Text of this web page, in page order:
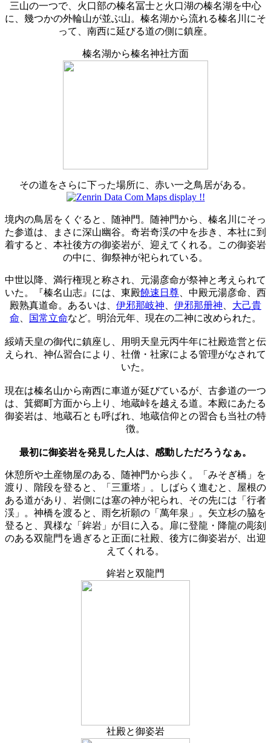
三山の一つで、火口部の榛名冨士と火口湖の榛名湖を中心
に、幾つかの外輪山が並ぶ山。榛名湖から流れる榛名川にそ
って、南西に延びる道の側に鎮座。
榛名湖から榛名神社方面
その道をさらに下った場所に、赤い一之鳥居がある。
境内の鳥居をくぐると、随神門。随神門から、榛名川にそっ
た参道は、まさに深山幽谷。奇岩奇渓の中を歩き、本社に到
着すると、本社後方の御姿岩が、迎えてくれる。この御姿岩
の中に、御祭神が祀られている。
中世以降、満行権現と称され、元湯彦命が祭神と考えられて
いた。『榛名山志』には、東殿饒速日尊 、中殿元湯彦命、西
殿熟真道命。あるいは、 伊邪那岐神 伊邪那册神
大己貴
命
国常立命など。明治元年、現在の二神に改められた。
綏靖天皇の御代に鎮座し、用明天皇元丙牛年に社殿造営と伝
えられ、神仏習合により、社僧・社家による管理がなされて
いた。
現在は榛名山から南西に車道が延びているが、古参道の一つ
は、箕郷町方面から上り、地蔵峠を越える道。本殿にあたる
御姿岩は、地蔵石とも呼ばれ、地蔵信仰との習合も当社の特
徴。
最初に御姿岩を発見した人は、感動しただろうなぁ。
休憩所や土産物屋のある、随神門から歩く。「みそぎ橋」を
渡り、階段を登ると、「三重塔」。しばらく進むと、屋根の
ある道があり、岩側には塞の神が祀られ、その先には「行者
渓」。神橋を渡ると、雨乞祈願の「萬年泉」。矢立杉の脇を
登ると、異様な「鉾岩」が目に入る。扉に登龍・降龍の彫刻
のある双龍門を過ぎると正面に社殿、後方に御姿岩が、出迎
えてくれる。
鉾岩と双龍門
社殿と御姿岩